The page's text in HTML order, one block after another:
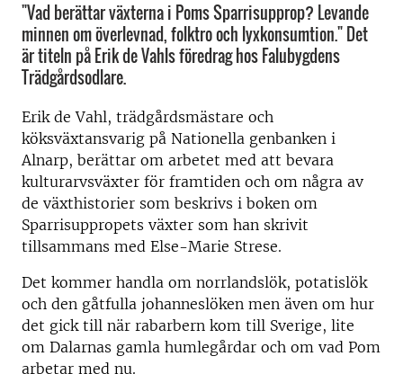
"Vad berättar växterna i Poms Sparrisupprop? Levande
minnen om överlevnad, folktro och lyxkonsumtion." Det
är titeln på Erik de Vahls föredrag hos Falubygdens
Trädgårdsodlare.
Erik de Vahl, trädgårdsmästare och
köksväxtansvarig på Nationella genbanken i
Alnarp, berättar om arbetet med att bevara
kulturarvsväxter för framtiden och om några av
de växthistorier som beskrivs i boken om
Sparrisuppropets växter som han skrivit
tillsammans med Else-Marie Strese.
Det kommer handla om norrlandslök, potatislök
och den gåtfulla johanneslöken men även om hur
det gick till när rabarbern kom till Sverige, lite
om Dalarnas gamla humlegårdar och om vad Pom
arbetar med nu.